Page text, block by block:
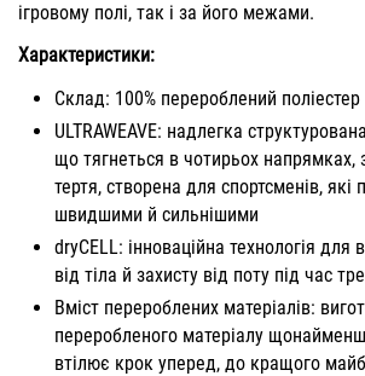
ігровому полі, так і за його межами.
Характеристики:
Склад: 100% перероблений поліестер
ULTRAWEAVE: надлегка
що тягнеться в чотирьох напрямках,
тертя, створена для спортсменів, які
швидшими й сильнішими
dryCELL: інноваційна технологія для
від тіла й захисту від поту під час
Вміст перероблених матеріалів:
переробленого матеріалу
втілює крок уперед, до кращого